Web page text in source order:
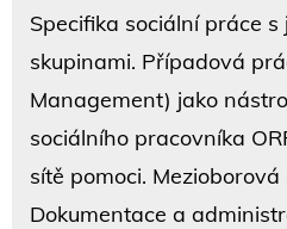
Specifika sociální práce
skupinami. Případová
Management) jako
sociálního pracovníka
sítě pomoci. Mezioborová
Dokumentace a